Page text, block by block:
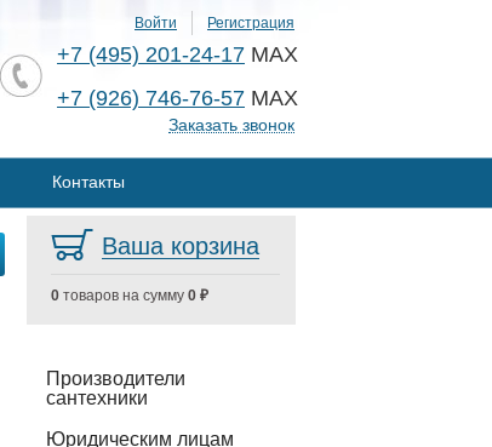
Войти Регистрация
+7 (495) 201-24-17 MAX
+7 (926) 746-76-57 MAX
Заказать звонок
Контакты
Ваша корзина
0 товаров на сумму 0 ₽
Производители
сантехники
Юридическим лицам